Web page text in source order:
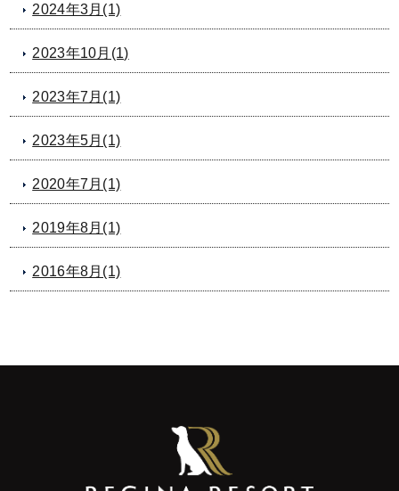
2024年3月(1)
2023年10月(1)
2023年7月(1)
2023年5月(1)
2020年7月(1)
2019年8月(1)
2016年8月(1)